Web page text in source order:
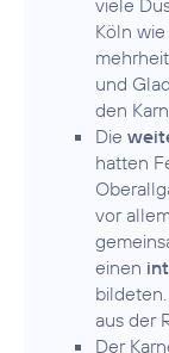
Köln
und
den
Die
hatten
vor
einen
aus der
Der